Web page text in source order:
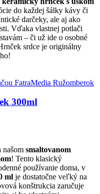
do každej šálky kávy či
darčeky, ale aj ako
Vďaka vlastnej potlači
– či už ide o osobné
srdce je originálny
300ml
našom smaltovanom
! Tento klasický
používanie doma, v
ml je dostatočne veľký na
konštrukcia zaručuje